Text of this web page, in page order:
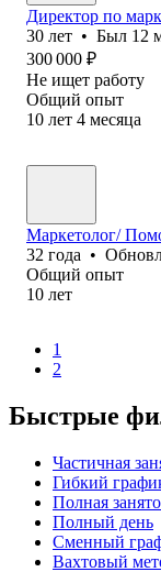
Директор по
30 лет • Был 12
300 000 ₽
Не ищет работу
Общий опыт
10 лет 4 месяца
Маркетолог/
32 года •
Общий опыт
10 лет
1
2
Быстрые
Частичная
Гибкий
Полная
Полный день
Сменный
Вахтовый